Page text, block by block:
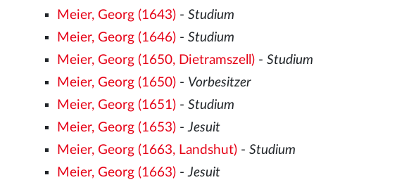
Meier, Georg (1643) -Studium
Meier, Georg (1646) -Studium
Meier, Georg (1650, Dietramszell) -Studium
Meier, Georg (1650) - Vorbesitzer
Meier, Georg (1651) -Studium
Meier, Georg (1653) -Jesuit
Meier, Georg (1663, Landshut) -Studium
Meier, Georg (1663) -Jesuit